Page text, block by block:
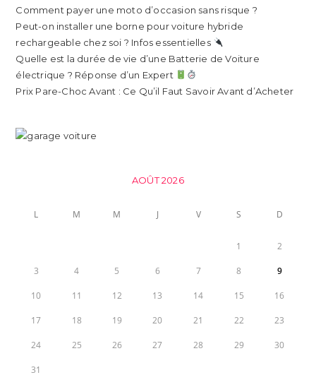
Comment payer une moto d’occasion sans risque ?
Peut-on installer une borne pour voiture hybride
rechargeable chez soi ? Infos essentielles
Quelle est la durée de vie d’une Batterie de Voiture
électrique ? Réponse d’un Expert
Prix Pare-Choc Avant : Ce Qu’il Faut Savoir Avant d’Acheter
AOÛT 2026
L M M J V S D
1 2
3 4 5 6 7 8 9
10 11 12 13 14 15 16
17 18 19 20 21 22 23
24 25 26 27 28 29 30
31